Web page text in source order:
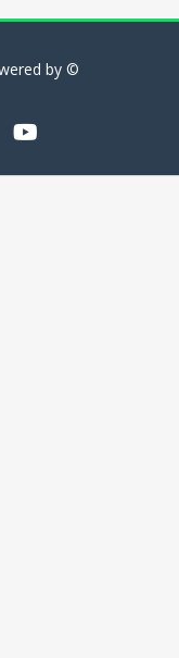
© Designed by
by